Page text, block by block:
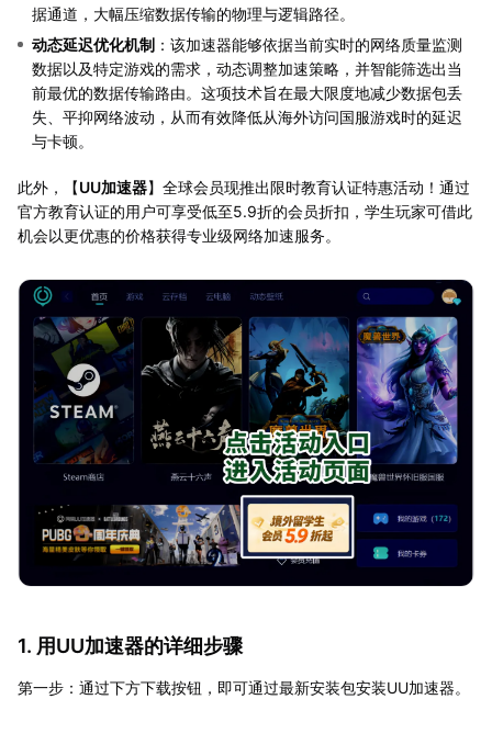
据通道，大幅压缩数据传输的物理与逻辑路径。
动态延迟优化机制 ：该加速器能够依据当前实时的网络质量监测
数据以及特定游戏的需求，动态调整加速策略，并智能筛选出当
前最优的数据传输路由。这项技术旨在最大限度地减少数据包丢
失、平抑网络波动，从而有效降低从海外访问国服游戏时的延迟
与卡顿。
此外，【UU加速器】全球会员现推出限时教育认证特惠活动！通过
官方教育认证的用户可享受低至5.9折的会员折扣，学生玩家可借此
机会以更优惠的价格获得专业级网络加速服务。
1. 用UU加速器的详细步骤
第一步：通过下方下载按钮，即可通过最新安装包安装UU加速器。